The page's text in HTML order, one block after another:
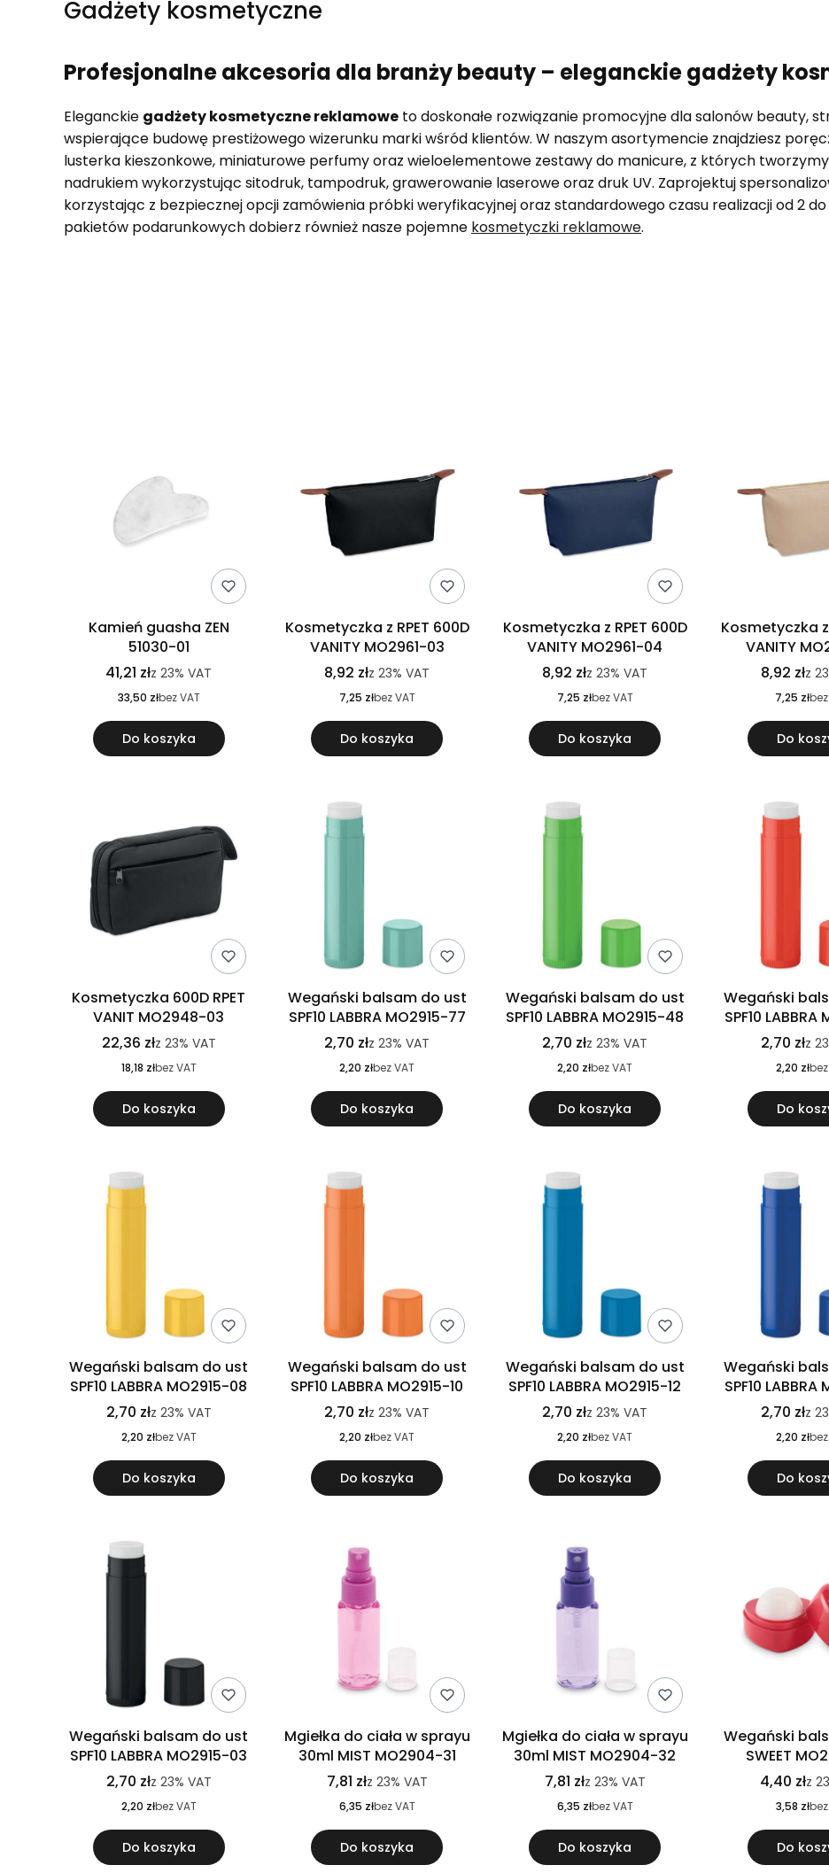
Gadżety kosmetyczne
Profesjonalne akcesoria dla branży beauty – eleganckie gadżety
Eleganckie gadżety kosmetyczne reklamowe to doskonałe rozwiązanie promocyjne dla salonów beauty,
wspierające budowę prestiżowego wizerunku marki wśród klientów. W naszym asortymencie znajdziesz
lusterka kieszonkowe, miniaturowe perfumy oraz wieloelementowe zestawy do manicure, z których
nadrukiem wykorzystując sitodruk, tampodruk, grawerowanie laserowe oraz druk UV. Zaprojektuj
korzystając z bezpiecznej opcji zamówienia próbki weryfikacyjnej oraz standardowego czasu realizacji od 2
pakietów podarunkowych dobierz również nasze pojemne kosmetyczki reklamowe.
Kamień guasha ZEN
51030-01
41,21 złz23% VAT
33,50 złbez VAT
Do koszyka
Kosmetyczka z RPET 600D
VANITY MO2961-03
8,92 złz23% VAT
7,25 złbez VAT
Do koszyka
Kosmetyczka z RPET 600D
VANITY MO2961-04
8,92 złz23% VAT
7,25 złbez VAT
Do koszyka
Kosmetyczka z
VANITY
8,92 złz
7,25 zł
Do
Kosmetyczka 600D RPET
VANIT MO2948-03
22,36 złz 23% VAT
18,18 złbez VAT
Do koszyka
Wegański balsam do ust
SPF10 LABBRA MO2915-77
2,70 złz23% VAT
2,20 złbez VAT
Do koszyka
Wegański balsam do ust
SPF10 LABBRA MO2915-48
2,70 złz23% VAT
2,20 złbez VAT
Do koszyka
Wegański
SPF10
2,70 złz
2,20 zł
Do
Wegański balsam do ust
SPF10 LABBRA MO2915-08
2,70 złz 23% VAT
2,20 złbez VAT
Do koszyka
Wegański balsam do ust
SPF10 LABBRA MO2915-10
2,70 złz23% VAT
2,20 złbez VAT
Do koszyka
Wegański balsam do ust
SPF10 LABBRA MO2915-12
2,70 złz23% VAT
2,20 złbez VAT
Do koszyka
Wegański
SPF10
2,70 złz
2,20 zł
Do
Wegański balsam do ust
SPF10 LABBRA MO2915-03
2,70 złz 23% VAT
2,20 złbez VAT
Do koszyka
Mgiełka do ciała w sprayu
30ml MIST MO2904-31
7,81 złz 23% VAT
6,35 złbez VAT
Do koszyka
Mgiełka do ciała w sprayu
30ml MIST MO2904-32
7,81 złz 23% VAT
6,35 złbez VAT
Do koszyka
Wegański
SWEET
4,40 złz
3,58 zł
Do